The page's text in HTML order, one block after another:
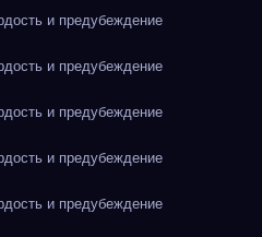
и предубеждение
и предубеждение
и предубеждение
и предубеждение
и предубеждение